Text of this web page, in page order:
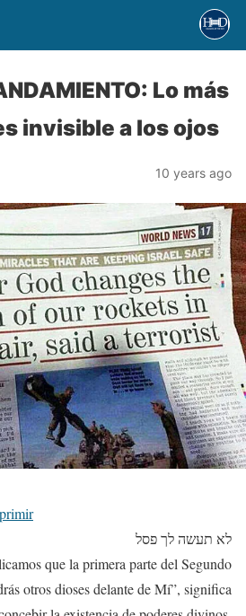
Lo más
invisible a los ojos
10 years ago
לא תעשה לך פסל
que la primera parte del Segundo
otros dioses delante de Mí”, significa